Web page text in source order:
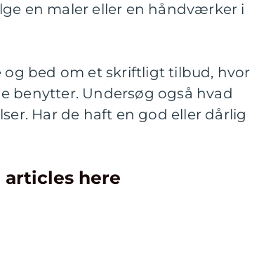
en maler eller en håndværker i
bed om et skriftligt tilbud, hvor
benytter. Undersøg også hvad
Har de haft en god eller dårlig
articles here